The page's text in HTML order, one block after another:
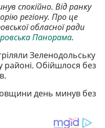
спокійно. Від ранку
регіону. Про це
обласної ради
Панорама.
Зеленодольську
Обійшлося без
день минув без